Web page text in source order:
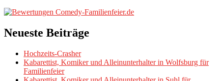
Neueste Beiträge
Hochzeits-Crasher
Kabarettist, Komiker und Alleinunterhalter in Wolfsburg für
Familienfeier